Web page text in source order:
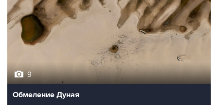
9
Обмеление Дуная